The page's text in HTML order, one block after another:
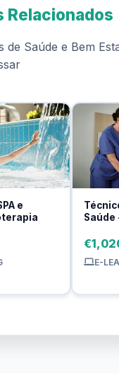
Relacionados
de Saúde e Bem
e
Saúde
E-